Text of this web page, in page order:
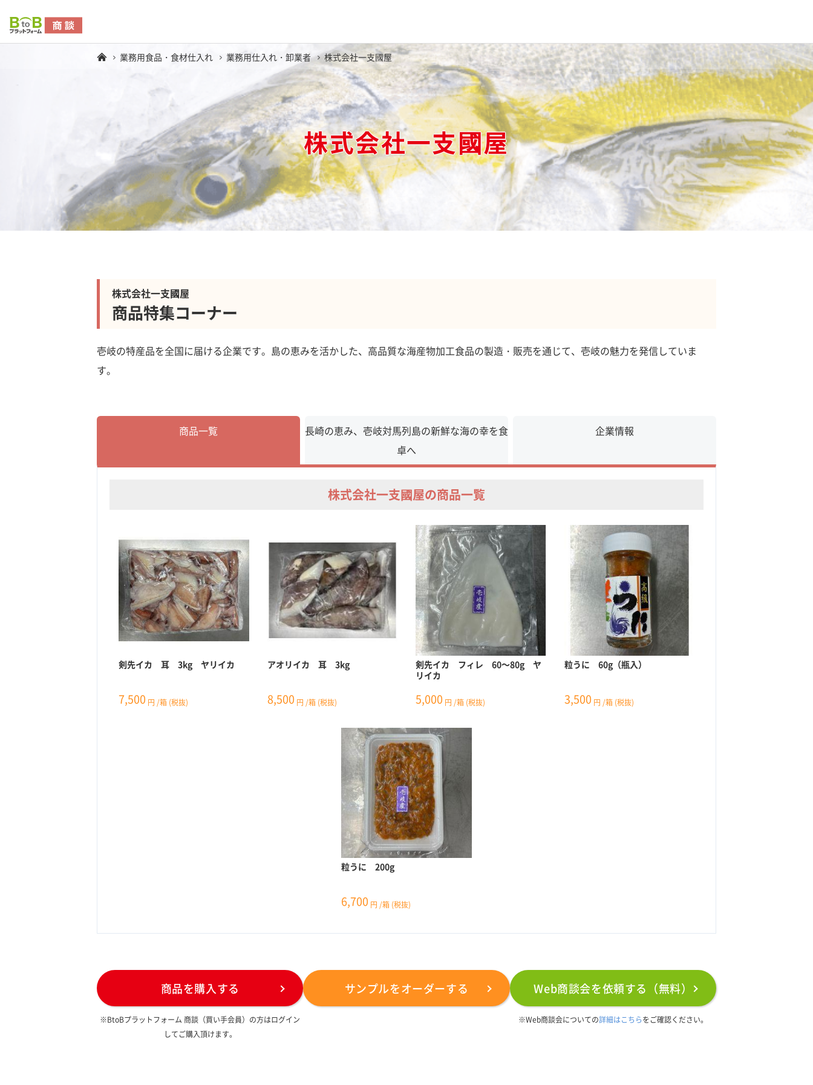
業務用食品・食材仕入れ 業務用仕入れ・卸業者 株式会社一支國屋
株式会社一支國屋
株式会社一支國屋
商品特集コーナー
壱岐の特産品を全国に届ける企業です。島の恵みを活かした、高品質な海産物加工食品の製造・販売を通じて、壱岐の魅力を発信していま
す。
商品一覧
長崎の恵み、壱岐対馬列島の新鮮な海の幸を食
卓へ
企業情報
株式会社一支國屋の商品一覧
剣先イカ 耳 3kg ヤリイカ
7,500 円 /箱 (税抜)
アオリイカ 耳 3kg
8,500 円 /箱 (税抜)
剣先イカ フィレ 60～80g ヤ
リイカ
5,000 円 /箱 (税抜)
粒うに 60g（瓶入）
3,500 円 /箱 (税抜)
粒うに 200g
6,700 円 /箱 (税抜)
商品を購入する
※BtoBプラットフォーム 商談（買い手会員）の方はログイン
してご購入頂けます。
サンプルをオーダーする Web商談会を依頼する（無料）
※Web商談会についての詳細はこちらをご確認ください。